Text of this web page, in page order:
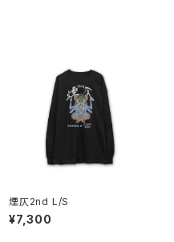
煙仄2nd L/S
¥7,300